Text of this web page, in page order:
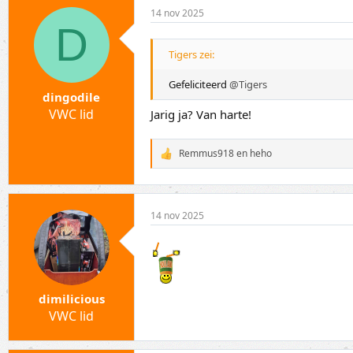
d
e
D
dingodile
VWC lid
14 nov 2025
Tigers zei:
Gefeliciteerd @Tigers
Jarig ja? Van harte!
W
a
a
r
e
n
g
e
Remmus918en heho
dimilicious
VWC lid
14 nov 2025